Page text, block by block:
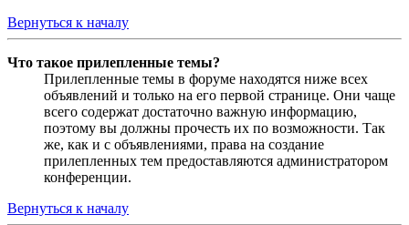
Вернуться к началу
Что такое прилепленные темы?
Прилепленные темы в форуме находятся ниже всех
объявлений и только на его первой странице. Они чаще
всего содержат достаточно важную информацию,
поэтому вы должны прочесть их по возможности. Так
же, как и с объявлениями, права на создание
прилепленных тем предоставляются администратором
конференции.
Вернуться к началу